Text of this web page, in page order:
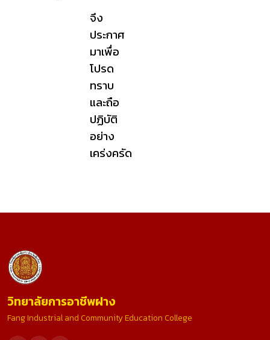
จึง
ประกาศ
มาเพื่อ
โปรด
ทราบ
และถือ
ปฏิบัติ
อย่าง
เคร่งครัด
วิทยาลัยการอาชีพฝาง
Fang Industrial and Community Education College